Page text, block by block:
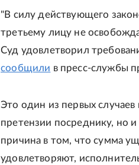
"В силу действующего
третьему лицу не
Суд удовлетворил
сообщили в пресс-службы
Это один из первых
претензии посреднику, но
причина в том, что сумма
удовлетворяют,